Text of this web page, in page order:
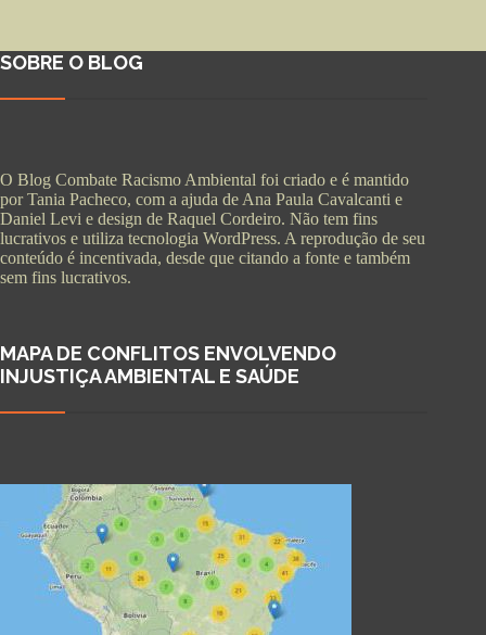
SOBRE O BLOG
O Blog Combate Racismo Ambiental foi criado e é mantido
por Tania Pacheco, com a ajuda de Ana Paula Cavalcanti e
Daniel Levi e design de Raquel Cordeiro. Não tem fins
lucrativos e utiliza tecnologia WordPress. A reprodução de seu
conteúdo é incentivada, desde que citando a fonte e também
sem fins lucrativos.
MAPA DE CONFLITOS ENVOLVENDO
INJUSTIÇA AMBIENTAL E SAÚDE